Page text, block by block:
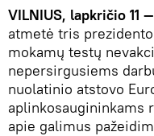
VILNIUS, lapkričio 11
atmetė tris
mokamų testų
nepersirgusiems
nuolatinio atstovo
aplinkosaugininkams
apie galimus